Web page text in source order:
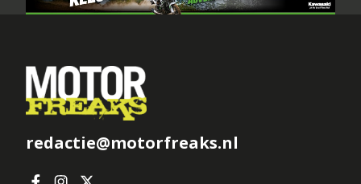
redactie@motorfreaks.nl